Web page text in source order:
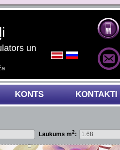
un
KONTS KONTAKTI
Laukums m2: